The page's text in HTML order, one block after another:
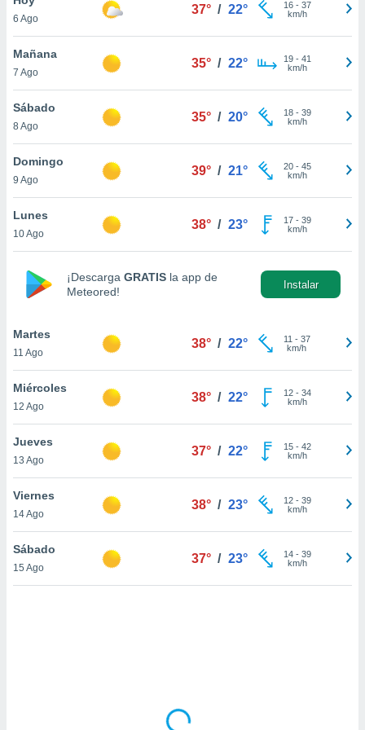
en
más
nuestra
de
aceptar
de
sitio
En
sean
el sitio
ni para
o
6 Ago
37° / 22° 16- 37
km/h
Mañana
7 Ago
35° / 22° 19- 41
km/h
Sábado
8 Ago
35° / 20° 18- 39
km/h
Domingo
9 Ago
39° / 21° 20- 45
km/h
Lunes
10 Ago
38° / 23° 17- 39
km/h
¡Descarga GRATIS la app de
Meteored!
Instalar
Martes
11 Ago
38° / 22° 11 - 37
km/h
Miércoles
12 Ago
38° / 22° 12- 34
km/h
Jueves
13 Ago
37° / 22° 15- 42
km/h
Viernes
14 Ago
38° / 23° 12- 39
km/h
Sábado
15 Ago
37° / 23° 14- 39
km/h